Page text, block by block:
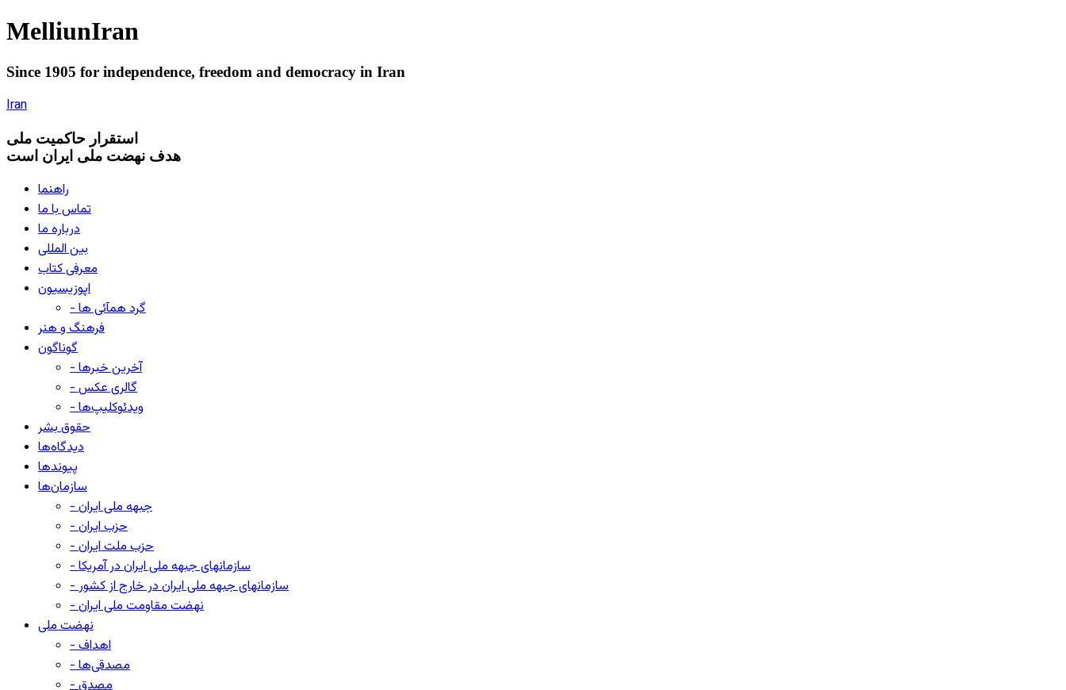
MelliunIran
Since 1905 for independence, freedom and democracy in Iran
Iran
استقرار حاکميت ملی
هدف نهضت ملی ایران است
راهنما
تماس با ما
درباره ما
بین المللی
معرفی کتاب
اپوزیسیون
- گرد همآئی ها
فرهنگ و هنر
گوناگون
- آخرین خبرها
- گالری عکس
- ویدئوکلیپ‌ها
حقوق بشر
دیدگاه‌ها
پیوندها
سازمان‌ها
- جبهه ملی ایران
- حزب ایران
- حزب ملت ایران
- سازمانهای جبهه ملی ایران در آمریکا
- سازمانهای جبهه ملی ایران در خارج از کشور
- نهضت مقاومت ملی ایران
نهضت ملی
- اهداف
- مصدقی‌ها
- مصدق